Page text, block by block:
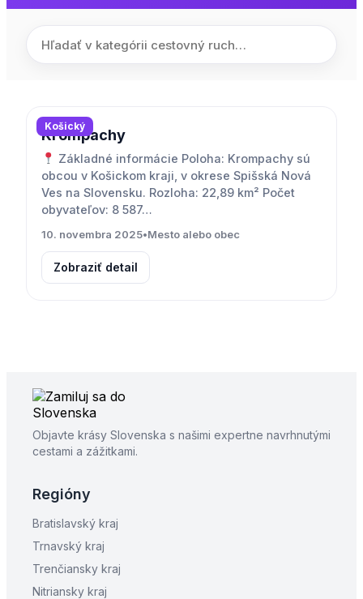
Košický
Krompachy
Základné informácie Poloha: Krompachy sú
obcou v Košickom kraji, v okrese Spišská Nová
Ves na Slovensku. Rozloha: 22,89 km² Počet
obyvateľov: 8 587…
10. novembra 2025•Mesto alebo obec
Zobraziť detail
Objavte krásy Slovenska s našimi expertne navrhnutými
cestami a zážitkami.
Regióny
Bratislavský kraj
Trnavský kraj
Trenčiansky kraj
Nitriansky kraj